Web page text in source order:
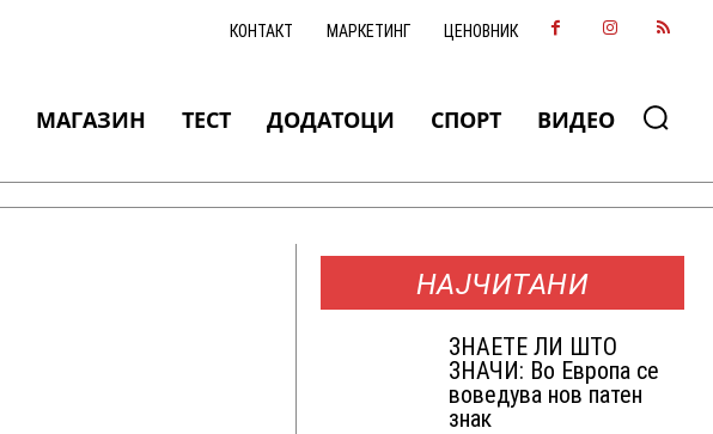
КОНТАКТ МАРКЕТИНГ ЦЕНОВНИК
МАГАЗИН ТЕСТ ДОДАТОЦИ СПОРТ ВИДЕО
НАЈЧИТАНИ
ЗНАEТЕ ЛИ ШТО
ЗНАЧИ: Во Европа се
воведува нов патен
знак